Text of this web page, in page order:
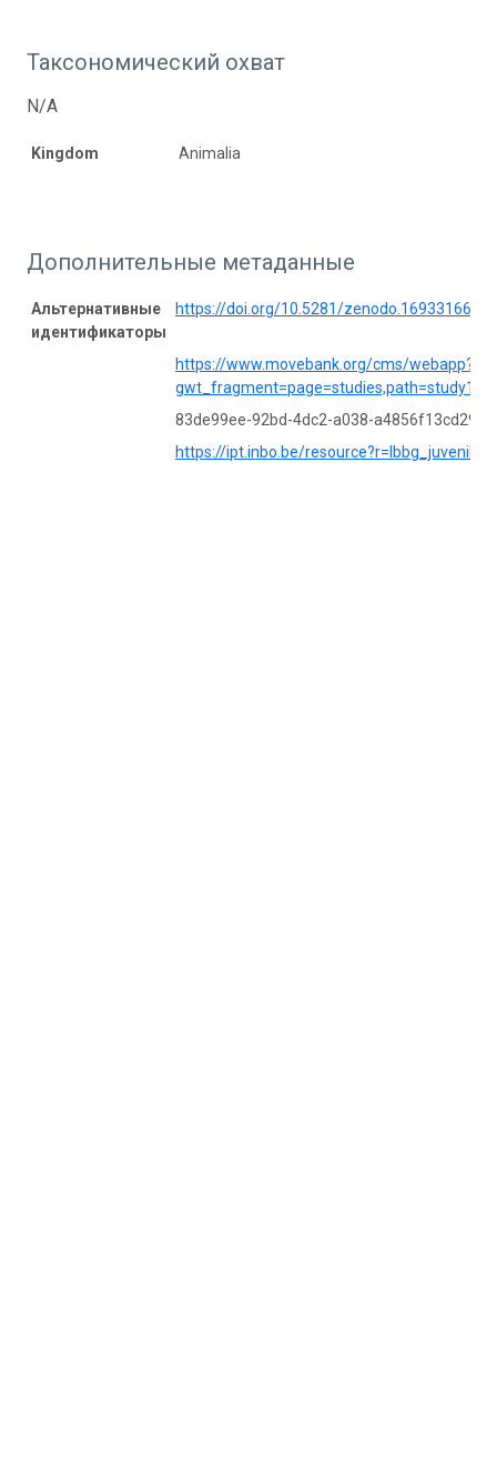
Таксономический охват
N/A
Kingdom Animalia
Дополнительные метаданные
Альтернативные
идентификаторы
https://doi.org/10.5281/zenodo.16933166
https://www.movebank.org/cms/webapp?
83de99ee-92bd-4dc2-a038-a4856f13cd29
https://ipt.inbo.be/resource?r=lbbg_juvenile